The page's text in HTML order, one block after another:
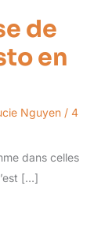
de
en
Nguyen / 4
dans celles
[…]